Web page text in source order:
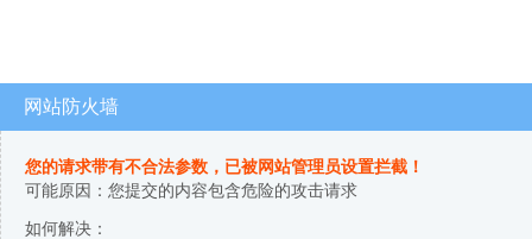
网站防火墙
您的请求带有不合法参数，已被网站管理员设置拦截！
可能原因：您提交的内容包含危险的攻击请求
如何解决：